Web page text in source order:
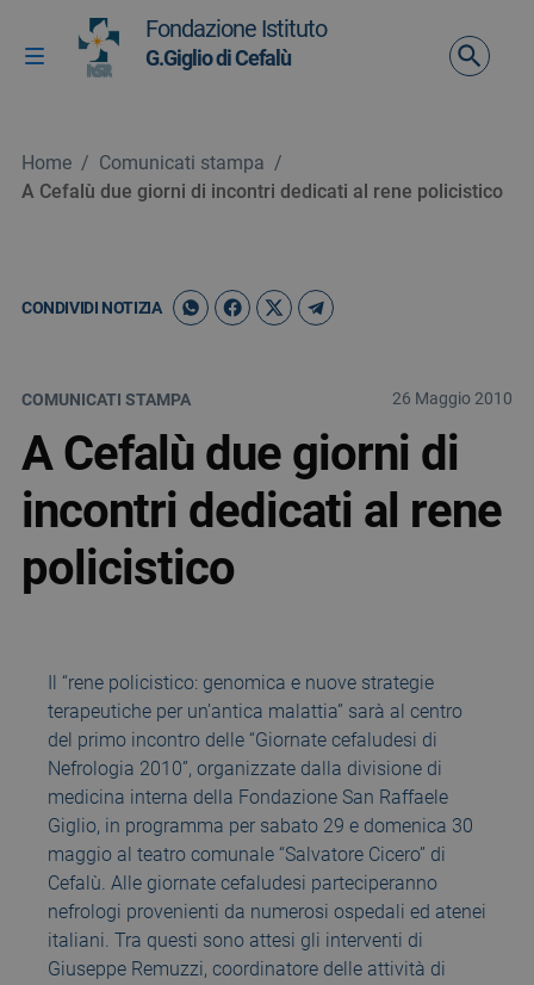
Vai ai contenuti
Vai al menu di navigazione
Vai al footer
Attiva / disattiva la navigazione
Fondazione Istituto
G.Giglio di Cefalù
Home / Comunicati stampa /
A Cefalù due giorni di incontri dedicati al rene policistico
CONDIVIDI NOTIZIA
COMUNICATI STAMPA 26 Maggio 2010
A Cefalù due giorni di
incontri dedicati al rene
policistico
Il “rene policistico: genomica e nuove strategie
terapeutiche per un’antica malattia” sarà al centro
del primo incontro delle “Giornate cefaludesi di
Nefrologia 2010”, organizzate dalla divisione di
medicina interna della Fondazione San Raffaele
Giglio, in programma per sabato 29 e domenica 30
maggio al teatro comunale “Salvatore Cicero” di
Cefalù. Alle giornate cefaludesi parteciperanno
nefrologi provenienti da numerosi ospedali ed atenei
italiani. Tra questi sono attesi gli interventi di
Giuseppe Remuzzi, coordinatore delle attività di